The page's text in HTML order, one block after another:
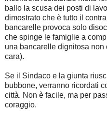
ballo la scusa dei posti di
dimostrato che è tutto il
bancarelle provoca solo
che spinge le famiglie a
una bancarelle dignitosa
cara).
Se il Sindaco e la giunta
bubbone, verranno ricordati
città. Non è facile, ma per
coraggio.